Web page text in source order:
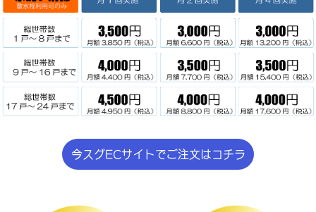
今スグECサイトでご注文はコチラ